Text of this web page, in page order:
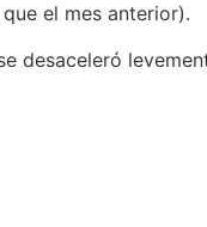
el mes anterior).
desaceleró